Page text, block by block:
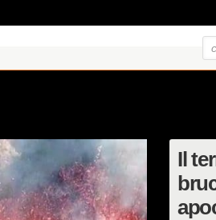
Il